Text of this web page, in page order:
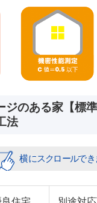
のある家【標
法